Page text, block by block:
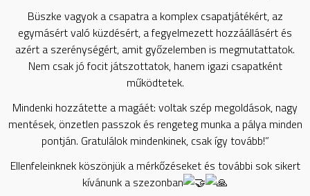
Büszke vagyok a csapatra a komplex csapatjátékért, az
egymásért való küzdésért, a fegyelmezett hozzáállásért és
azért a szerénységért, amit győzelemben is megmutattatok.
Nem csak jó focit játszottatok, hanem igazi csapatként
működtetek.
Mindenki hozzátette a magáét: voltak szép megoldások, nagy
mentések, önzetlen passzok és rengeteg munka a pálya minden
pontján. Gratulálok mindenkinek, csak így tovább!”
Ellenfeleinknek köszönjük a mérkőzéseket és további sok sikert
kívánunk a szezonban